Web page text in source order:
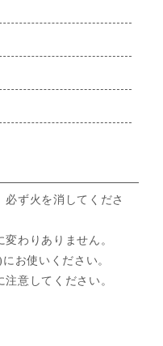
ず火を消してくださ
わりありません。
お使いください。
意してください。